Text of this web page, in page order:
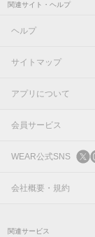
関連サイト・ヘルプ
ヘルプ
サイトマップ
アプリについて
会員サービス
ログイン
新規会員登録
WEAR公式SNS
X
会社概要・規約
関連サービス